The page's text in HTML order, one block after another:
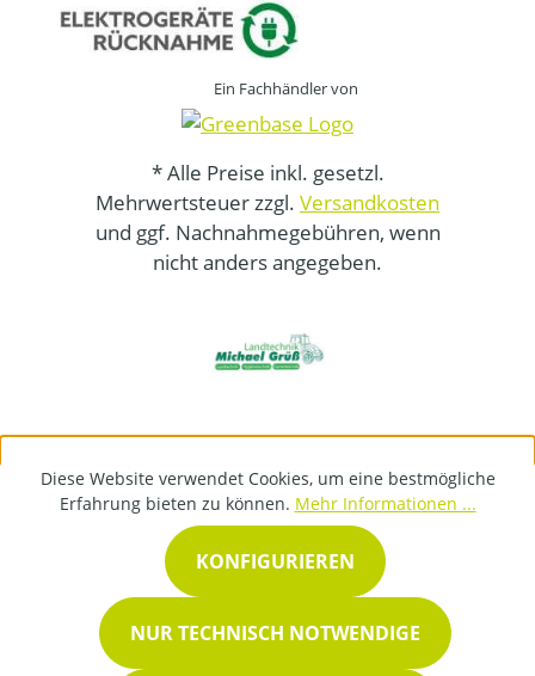
Ein Fachhändler von
* Alle Preise inkl. gesetzl.
Mehrwertsteuer zzgl. Versandkosten
und ggf. Nachnahmegebühren, wenn
nicht anders angegeben.
Diese Website verwendet Cookies, um eine bestmögliche
Erfahrung bieten zu können. Mehr Informationen ...
NUR TECHNISCH NOTWENDIGE
KONFIGURIEREN